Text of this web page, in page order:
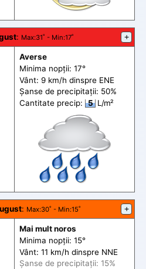
: Max:31˚ - Min:17˚ +
Averse
Minima nopții: 17°
Vânt: 9 km/h dinspre ENE
Șanse de precipitații: 50%
Cantitate precip:
5 L/m²
: Max:30˚ - Min:15˚ +
Mai mult noros
Minima nopții: 15°
Vânt: 11 km/h dinspre NNE
Șanse de precipitații: 15%